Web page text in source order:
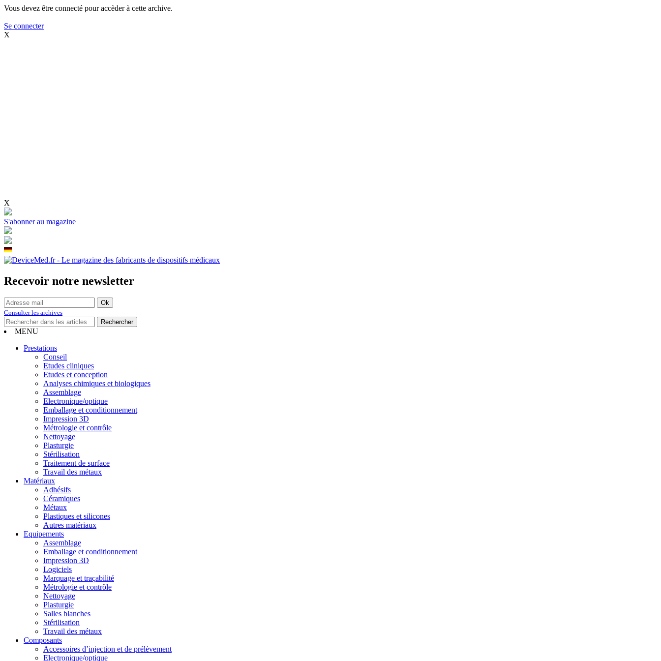
Vous devez être connecté pour accèder à cette archive.
Se connecter
X
X
S'abonner au magazine
Recevoir notre newsletter
Consulter les archives
MENU
Prestations
Conseil
Etudes cliniques
Etudes et conception
Analyses chimiques et biologiques
Assemblage
Electronique/optique
Emballage et conditionnement
Impression 3D
Métrologie et contrôle
Nettoyage
Plasturgie
Stérilisation
Traitement de surface
Travail des métaux
Matériaux
Adhésifs
Céramiques
Métaux
Plastiques et silicones
Autres matériaux
Equipements
Assemblage
Emballage et conditionnement
Impression 3D
Logiciels
Marquage et traçabilité
Métrologie et contrôle
Nettoyage
Plasturgie
Salles blanches
Stérilisation
Travail des métaux
Composants
Accessoires d’injection et de prélèvement
Electronique/optique